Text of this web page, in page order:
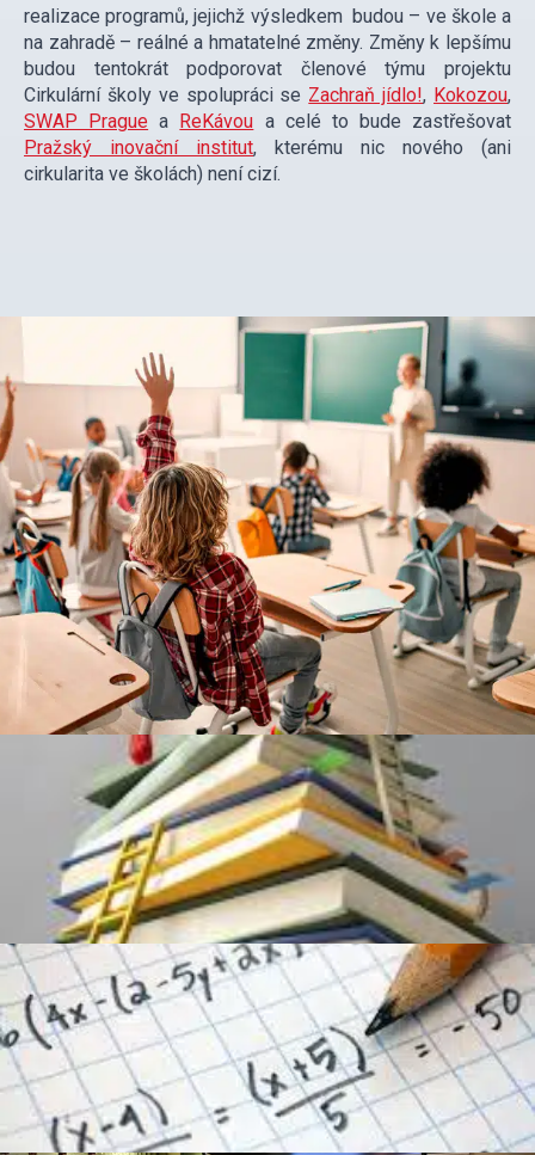
realizace programů, jejichž výsledkem budou – ve škole a
na zahradě – reálné a hmatatelné změny. Změny k lepšímu
budou tentokrát podporovat členové týmu projektu
Cirkulární školy ve spolupráci se Zachraň jídlo!, Kokozou,
SWAP Prague a ReKávou a celé to bude zastřešovat
Pražský inovační institut, kterému nic nového (ani
cirkularita ve školách) není cizí.